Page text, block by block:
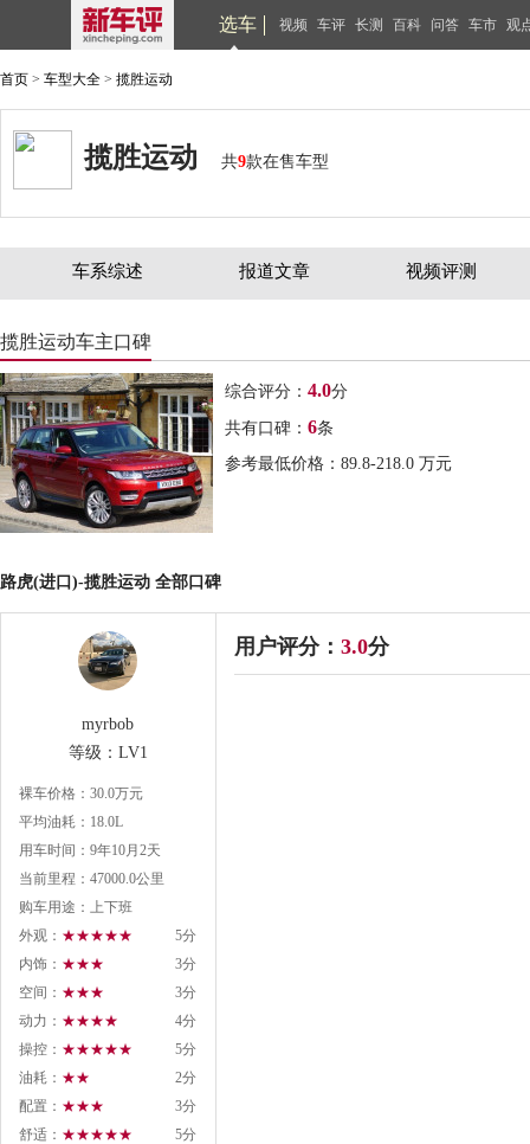
选车 视频 车评 长测 百科 问答 车市 观
首页 > 车型大全 > 揽胜运动
揽胜运动 共9款在售车型
车系综述 报道文章 视频评测
揽胜运动车主口碑
综合评分： 4.0分
共有口碑： 6条
参考最低价格：89.8-218.0 万元
路虎(进口)-揽胜运动 全部口碑
myrbob
等级：LV1
裸车价格：30.0万元
平均油耗：18.0L
用车时间：9年10月2天
当前里程：47000.0公里
购车用途：上下班
5分
外观： ★★★★★
3分
内饰： ★★★
3分
空间： ★★★
4分
动力： ★★★★
5分
操控： ★★★★★
2分
油耗： ★★
3分
配置： ★★★
5分
舒适： ★★★★★
用户评分： 3.0分